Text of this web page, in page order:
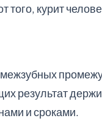
того, курит
результат
и сроками.